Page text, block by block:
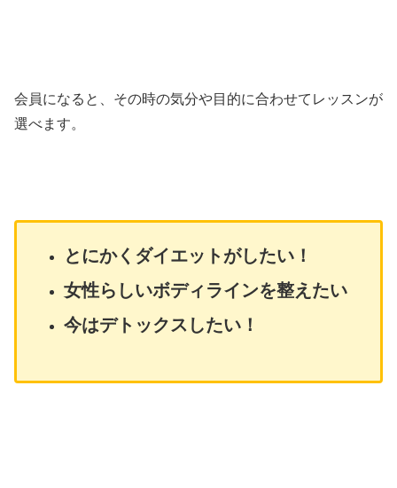
会員になると、その時の気分や目的に合わせてレッスンが
選べます。
とにかくダイエットがしたい！
女性らしいボディラインを整えたい
今はデトックスしたい！